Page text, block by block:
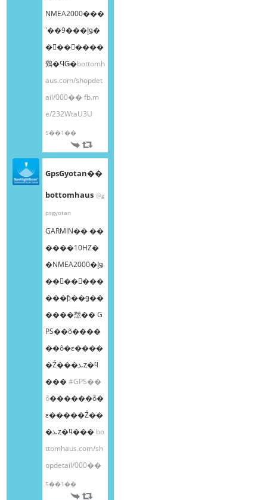
NMEA2000���
ʽ��9���إǥ�
�󥰥��󥵡����
䳫�ϤǤ�bottomh
aus.com/shopdet
ail/000��fb.m
e/232WtaU3U
5��1��
GpsGyotan��
bottomhaus @g
psgyotan
GARMIN�� ��
����10HZ�
�NMEA2000�إǥ
��󥰥��󥵡���
���ƥ��ǥ��
����㥹�� G
PS��õ����
��õ�ε����
�Ź���ܥȥ�ϥ
���#GPS��
õ������õ�
ε�����Ź��
�ܥȥ�ϥ��� bo
ttomhaus.com/sh
opdetail/000��
5��1��